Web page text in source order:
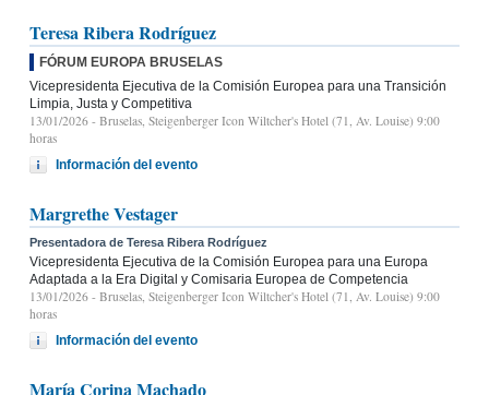
Teresa Ribera Rodríguez
FÓRUM EUROPA BRUSELAS
Vicepresidenta Ejecutiva de la Comisión Europea para una Transición
Limpia, Justa y Competitiva
13/01/2026 - Bruselas, Steigenberger Icon Wiltcher's Hotel (71, Av. Louise) 9:00
horas
Información del evento
Margrethe Vestager
Presentadora de Teresa Ribera Rodríguez
Vicepresidenta Ejecutiva de la Comisión Europea para una Europa
Adaptada a la Era Digital y Comisaria Europea de Competencia
13/01/2026 - Bruselas, Steigenberger Icon Wiltcher's Hotel (71, Av. Louise) 9:00
horas
Información del evento
María Corina Machado